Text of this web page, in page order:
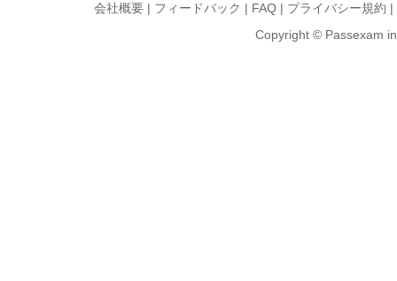
会社概要 | フィードバック | FAQ | プライバシー規約 |
Copyright © Passexam